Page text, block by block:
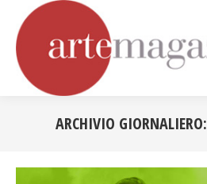
ARCHIVIO GIORNALIERO: